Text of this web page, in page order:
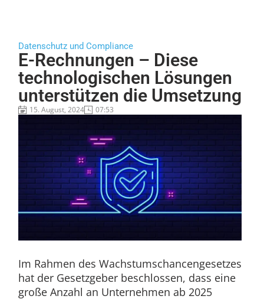
Datenschutz und Compliance
E-Rechnungen – Diese
technologischen Lösungen
unterstützen die Umsetzung
15. August, 2024 07:53
Im Rahmen des Wachstumschancengesetzes
hat der Gesetzgeber beschlossen, dass eine
große Anzahl an Unternehmen ab 2025